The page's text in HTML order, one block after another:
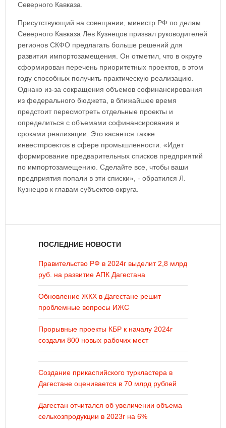
Северного Кавказа.
Присутствующий на совещании, министр РФ по делам
Северного Кавказа Лев Кузнецов призвал руководителей
регионов СКФО предлагать больше решений для
развития импортозамещения. Он отметил, что в округе
сформирован перечень приоритетных проектов, в этом
году способных получить практическую реализацию.
Однако из-за сокращения объемов софинансирования
из федерального бюджета, в ближайшее время
предстоит пересмотреть отдельные проекты и
определиться с объемами софинансирования и
сроками реализации. Это касается также
инвестпроектов в сфере промышленности. «Идет
формирование предварительных списков предприятий
по импортозамещению. Сделайте все, чтобы ваши
предприятия попали в эти списки», - обратился Л.
Кузнецов к главам субъектов округа.
ПОСЛЕДНИЕ НОВОСТИ
Правительство РФ в 2024г выделит 2,8 млрд
руб. на развитие АПК Дагестана
Обновление ЖКХ в Дагестане решит
проблемные вопросы ИЖС
Прорывные проекты КБР к началу 2024г
создали 800 новых рабочих мест
Создание прикаспийского туркластера в
Дагестане оценивается в 70 млрд рублей
Дагестан отчитался об увеличении объема
сельхозпродукции в 2023г на 6%